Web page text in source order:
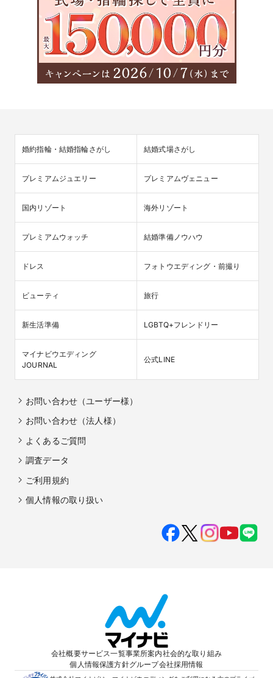
婚約指輪・結婚指輪さがし 結婚式場さがし
プレミアムジュエリー プレミアムヴェニュー
国内リゾート 海外リゾート
プレミアムウォッチ 結婚準備ノウハウ
ドレス フォトウエディング・前撮り
ビューティ 旅行
新生活準備 LGBTQ+フレンドリー
マイナビウエディング
JOURNAL
公式LINE
お問い合わせ（ユーザー様）
お問い合わせ（法人様）
よくあるご質問
調査データ
ご利用規約
個人情報の取り扱い
会社概要サービス一覧事業所案内社会的な取り組み
個人情報保護方針グループ会社採用情報